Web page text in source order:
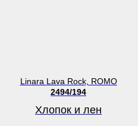
Linara Lava Rock, ROMO
2494/194
Хлопок и лен